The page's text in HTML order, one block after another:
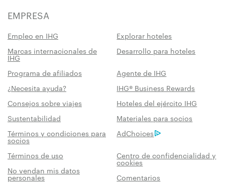
EMPRESA
Empleo en IHG
Explorar hoteles
Marcas internacionales de
IHG
Desarrollo para hoteles
Programa de afiliados
Agente de IHG
¿Necesita ayuda?
IHG® Business Rewards
Consejos sobre viajes
Hoteles del ejército IHG
Sustentabilidad
Materiales para socios
Términos y condiciones para
socios
AdChoices
Términos de uso Centro de confidencialidad y
cookies
No vendan mis datos
personales Comentarios